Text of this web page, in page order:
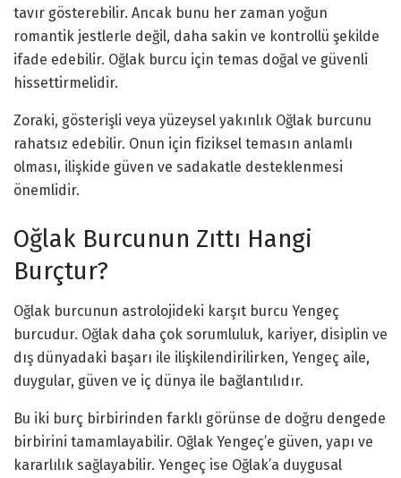
tavır gösterebilir. Ancak bunu her zaman yoğun
romantik jestlerle değil, daha sakin ve kontrollü şekilde
ifade edebilir. Oğlak burcu için temas doğal ve güvenli
hissettirmelidir.
Zoraki, gösterişli veya yüzeysel yakınlık Oğlak burcunu
rahatsız edebilir. Onun için fiziksel temasın anlamlı
olması, ilişkide güven ve sadakatle desteklenmesi
önemlidir.
Oğlak Burcunun Zıttı Hangi
Burçtur?
Oğlak burcunun astrolojideki karşıt burcu Yengeç
burcudur. Oğlak daha çok sorumluluk, kariyer, disiplin ve
dış dünyadaki başarı ile ilişkilendirilirken, Yengeç aile,
duygular, güven ve iç dünya ile bağlantılıdır.
Bu iki burç birbirinden farklı görünse de doğru dengede
birbirini tamamlayabilir. Oğlak Yengeç’e güven, yapı ve
kararlılık sağlayabilir. Yengeç ise Oğlak’a duygusal